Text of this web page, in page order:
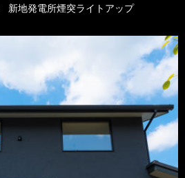
地発電所煙突ライトアップ